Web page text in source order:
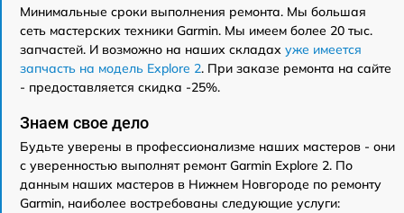
Минимальные сроки выполнения ремонта. Мы большая
сеть мастерских техники Garmin. Мы имеем более 20 тыс.
запчастей. И возможно на наших складах уже имеется
запчасть на модель Explore 2. При заказе ремонта на сайте
- предоставляется скидка -25%.
Знаем свое дело
Будьте уверены в профессионализме наших мастеров - они
с уверенностью выполнят ремонт Garmin Explore 2. По
данным наших мастеров в Нижнем Новгороде по ремонту
Garmin, наиболее востребованы следующие услуги: